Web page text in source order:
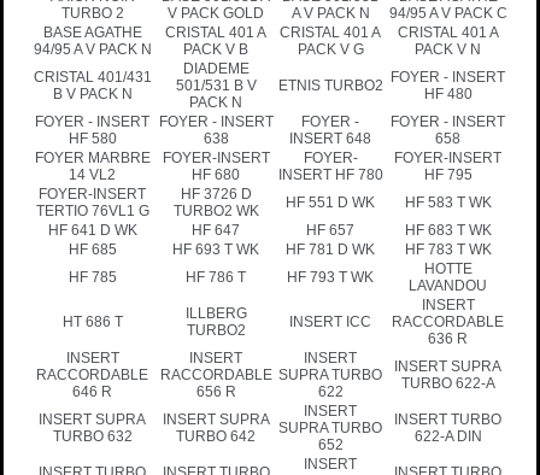
TURBO 2
V PACK GOLD
A V PACK N
94/95 A V PACK C
BASE AGATHE
94/95 A V PACK N
CRISTAL 401 A
PACK V B
CRISTAL 401 A
PACK V G
CRISTAL 401 A
PACK V N
CRISTAL 401/431
B V PACK N
DIADEME
501/531 B V
PACK N
ETNIS TURBO2
FOYER - INSERT
HF 480
FOYER - INSERT
HF 580
FOYER - INSERT
638
FOYER -
INSERT 648
FOYER - INSERT
658
FOYER MARBRE
14 VL2
FOYER-INSERT
HF 680
FOYER-
INSERT HF 780
FOYER-INSERT
HF 795
FOYER-INSERT
TERTIO 76VL1 G
HF 3726 D
TURBO2 WK
HF 551 D WK
HF 583 T WK
HF 641 D WK
HF 647 HF 657
HF 683 T WK
HF 685
HF 693 T WK HF 781 D WK
HF 783 T WK
HF 785
HF 786 T HF 793 T WK
HOTTE
LAVANDOU
HT 686 T
ILLBERG
TURBO2
INSERT ICC
INSERT
RACCORDABLE
636 R
INSERT
RACCORDABLE
646 R
INSERT
RACCORDABLE
656 R
INSERT
SUPRA TURBO
622
INSERT SUPRA
TURBO 622-A
INSERT SUPRA
TURBO 632
INSERT SUPRA
TURBO 642
INSERT
SUPRA TURBO
652
INSERT TURBO
622-A DIN
INSERT